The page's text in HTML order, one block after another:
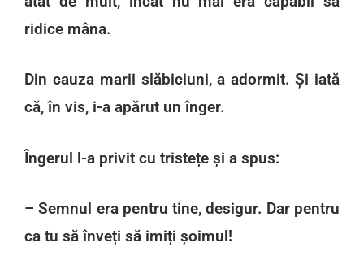
ridice mâna.
Din cauza marii slăbiciuni, a adormit. Și iată
că, în vis, i-a apărut un înger.
Îngerul l-a privit cu tristețe și a spus:
– Semnul era pentru tine, desigur. Dar pentru
ca tu să înveți să imiți șoimul!